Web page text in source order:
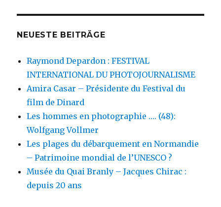
NEUESTE BEITRÄGE
Raymond Depardon : FESTIVAL
INTERNATIONAL DU PHOTOJOURNALISME
Amira Casar – Présidente du Festival du
film de Dinard
Les hommes en photographie …. (48):
Wolfgang Vollmer
Les plages du débarquement en Normandie
– Patrimoine mondial de l’UNESCO ?
Musée du Quai Branly – Jacques Chirac :
depuis 20 ans